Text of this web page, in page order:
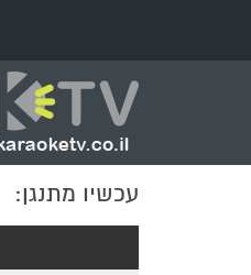
עכשיו מתנגן: